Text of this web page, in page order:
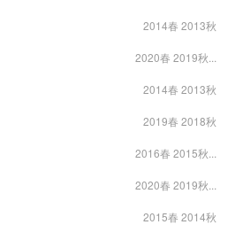
2014春 2013秋
2020春 2019秋...
2014春 2013秋
2019春 2018秋
2016春 2015秋...
2020春 2019秋...
2015春 2014秋